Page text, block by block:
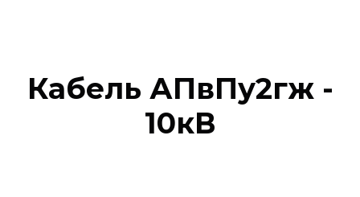
Кабель АПвПу2гж -
10кВ